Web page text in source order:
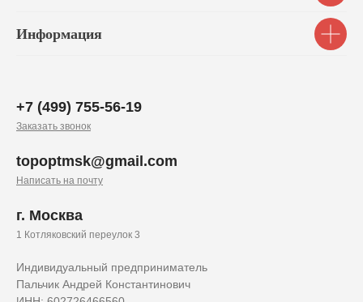
Информация
Индивидуальный предприниматель
Пальчик Андрей Константинович
+7 (499) 755-56-19
Заказать звонок
topoptmsk@gmail.com
Написать на почту
г. Москва
1 Котляковский переулок 3